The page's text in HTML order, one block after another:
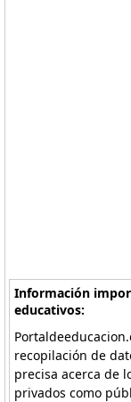
Información
educativos:
recopilación de
precisa acerca de
privados como